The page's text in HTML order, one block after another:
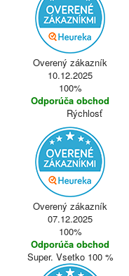
Overený zákazník
10.12.2025
100%
Odporúča obchod
Rýchlosť
Overený zákazník
07.12.2025
100%
Odporúča obchod
Super. Vsetko 100 %